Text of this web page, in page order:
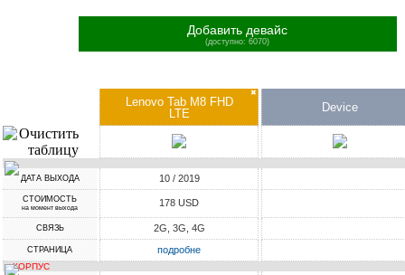
Добавить девайс
(доступно: 6070)
✖
Lenovo Tab M8 FHD
LTE
Device
ДАТА ВЫХОДА 10 / 2019
СТОИМОСТЬ
на момент выхода 178 USD
СВЯЗЬ 2G, 3G, 4G
СТРАНИЦА подробне
КОРПУС